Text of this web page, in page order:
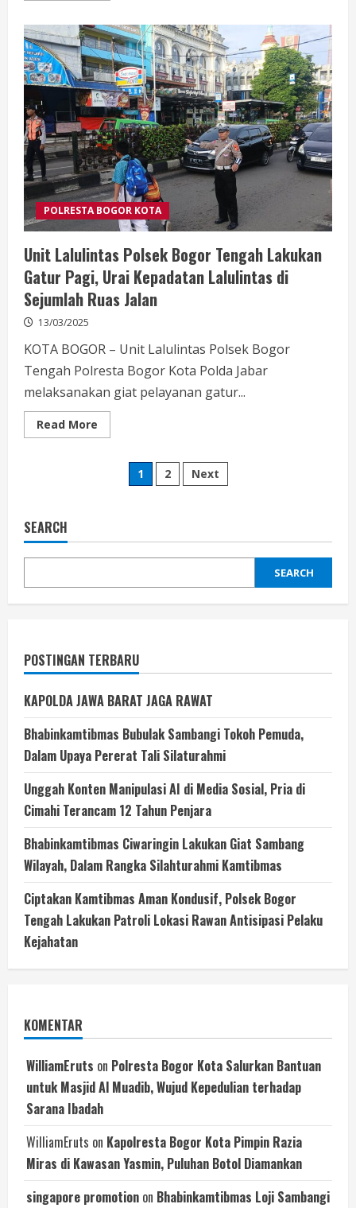
Bogor
Kota
Gelar
Sholat
Gaib
POLRESTA BOGOR KOTA
Unit Lalulintas Polsek Bogor Tengah Lakukan
Gatur Pagi, Urai Kepadatan Lalulintas di
Sejumlah Ruas Jalan
13/03/2025
KOTA BOGOR – Unit Lalulintas Polsek Bogor
Tengah Polresta Bogor Kota Polda Jabar
melaksanakan giat pelayanan gatur...
Read More
more
Lalulintas
Bogor
Urai
Kepadatan
Sejumlah
Ruas
Posts
1 2 Next
SEARCH
SEARCH
POSTINGAN TERBARU
KAPOLDA JAWA BARAT JAGA RAWAT
Bhabinkamtibmas Bubulak Sambangi Tokoh Pemuda,
Dalam Upaya Pererat Tali Silaturahmi
Unggah Konten Manipulasi AI di Media Sosial, Pria di
Cimahi Terancam 12 Tahun Penjara
Bhabinkamtibmas Ciwaringin Lakukan Giat Sambang
Wilayah, Dalam Rangka Silahturahmi Kamtibmas
Ciptakan Kamtibmas Aman Kondusif, Polsek Bogor
Tengah Lakukan Patroli Lokasi Rawan Antisipasi Pelaku
Kejahatan
KOMENTAR
WilliamEruts on Polresta Bogor Kota Salurkan Bantuan
untuk Masjid Al Muadib, Wujud Kepedulian terhadap
Sarana Ibadah
WilliamEruts on Kapolresta Bogor Kota Pimpin Razia
Miras di Kawasan Yasmin, Puluhan Botol Diamankan
singapore promotion on Bhabinkamtibmas Loji Sambangi